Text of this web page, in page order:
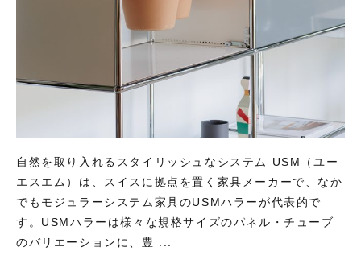
自然を取り入れるスタイリッシュなシステム USM（ユー
エスエム）は、スイスに拠点を置く家具メーカーで、なか
でもモジュラーシステム家具のUSMハラーが代表的で
す。USMハラーは様々な規格サイズのパネル・チューブ
のバリエーションに、豊 ...